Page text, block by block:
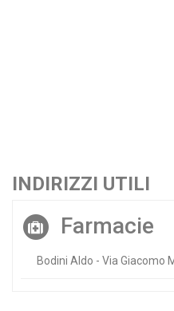
INDIRIZZI UTILI
Farmacie
Bodini Aldo - Via Giacomo